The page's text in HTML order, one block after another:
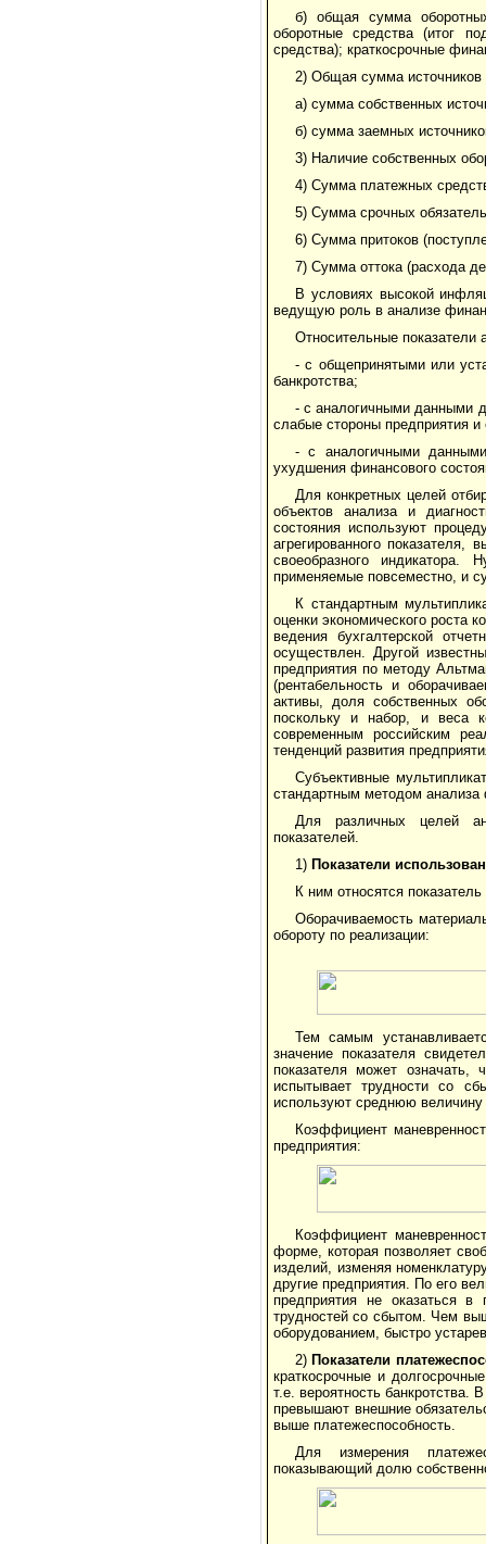
б) общая сумма
оборотные средства (итог
средства); краткосрочные
2) Общая сумма источников
а) сумма собственных
б) сумма заемных
3) Наличие собственных
4) Сумма платежных
5) Сумма срочных
6) Сумма притоков
7) Сумма оттока (расхода
В условиях высокой
ведущую роль в анализе
Относительные показатели
- с общепринятыми или
банкротства;
- с аналогичными данными
слабые стороны предприятия
- с аналогичными
ухудшения финансового
Для конкретных целей
объектов анализа и
состояния используют
агрегированного показателя,
своеобразного индикатора.
применяемые повсеместно, и
К стандартным
оценки экономического роста
ведения бухгалтерской
осуществлен. Другой
предприятия по методу
(рентабельность и
активы, доля собственных
поскольку и набор, и веса
современным российским
тенденций развития
Субъективные
стандартным методом анализа
Для различных целей
показателей.
1) Показатели
К ним относятся
Оборачиваемость
обороту по реализации:
Тем самым
значение показателя
показателя может
испытывает трудности со
используют среднюю
Коэффициент
предприятия:
Коэффициент
форме, которая позволяет
изделий, изменяя
другие предприятия. По его
предприятия не оказаться в
трудностей со сбытом. Чем
оборудованием, быстро
2) Показатели
краткосрочные и
т.е. вероятность
превышают внешние
выше платежеспособность.
Для измерения
показывающий долю